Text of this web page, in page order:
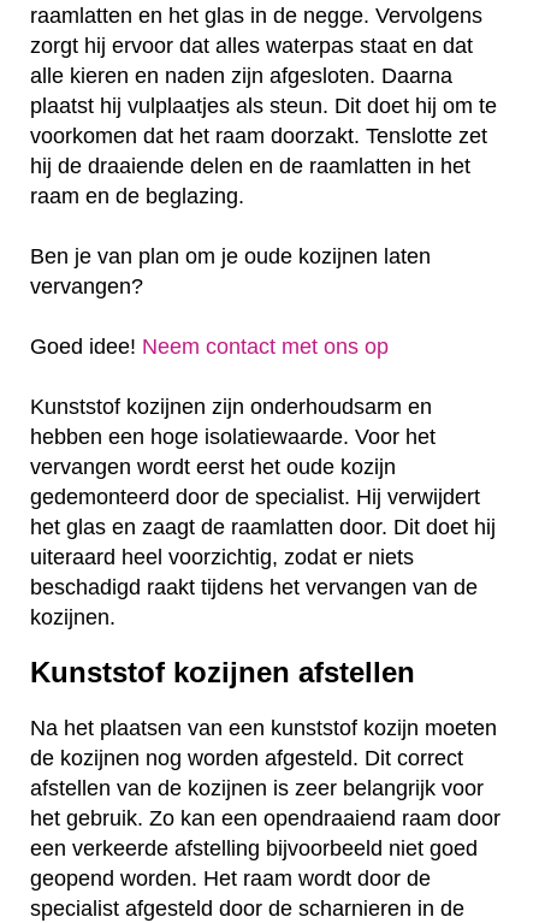
raamlatten en het glas in de negge. Vervolgens
zorgt hij ervoor dat alles waterpas staat en dat
alle kieren en naden zijn afgesloten. Daarna
plaatst hij vulplaatjes als steun. Dit doet hij om te
voorkomen dat het raam doorzakt. Tenslotte zet
hij de draaiende delen en de raamlatten in het
raam en de beglazing.
Ben je van plan om je oude kozijnen laten
vervangen?
Goed idee! Neem contact met ons op
Kunststof kozijnen zijn onderhoudsarm en
hebben een hoge isolatiewaarde. Voor het
vervangen wordt eerst het oude kozijn
gedemonteerd door de specialist. Hij verwijdert
het glas en zaagt de raamlatten door. Dit doet hij
uiteraard heel voorzichtig, zodat er niets
beschadigd raakt tijdens het vervangen van de
kozijnen.
Kunststof kozijnen afstellen
Na het plaatsen van een kunststof kozijn moeten
de kozijnen nog worden afgesteld. Dit correct
afstellen van de kozijnen is zeer belangrijk voor
het gebruik. Zo kan een opendraaiend raam door
een verkeerde afstelling bijvoorbeeld niet goed
geopend worden. Het raam wordt door de
specialist afgesteld door de scharnieren in de